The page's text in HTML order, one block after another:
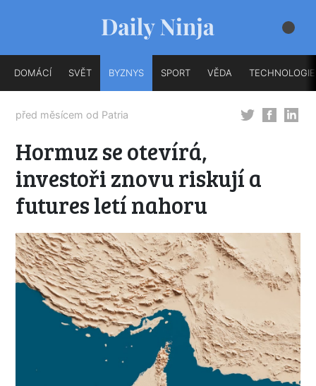
DOMÁCÍ SVĚT BYZNYS SPORT VĚDA TECHNOLOGIE
před měsícem od Patria
Hormuz se otevírá,
investoři znovu riskují a
futures letí nahoru